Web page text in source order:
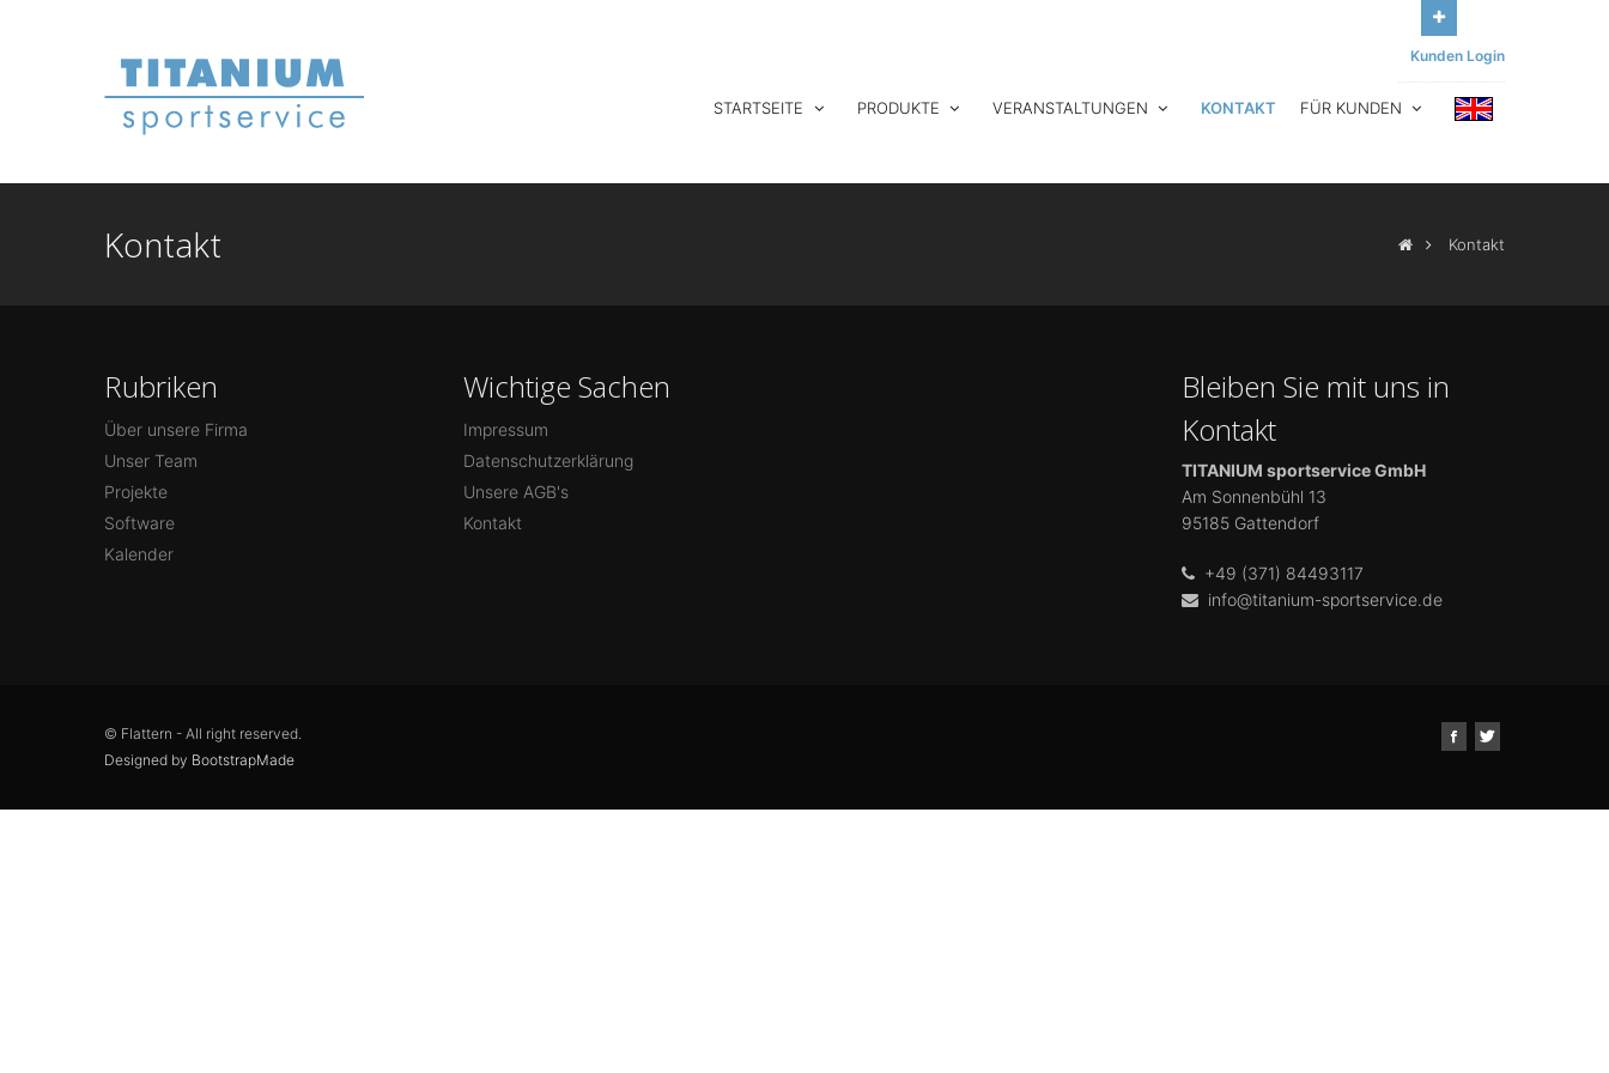
Kunden Login
STARTSEITE PRODUKTE VERANSTALTUNGEN KONTAKT FÜR KUNDEN
Kontakt Kontakt
Rubriken
Über unsere Firma
Unser Team
Projekte
Software
Kalender
Wichtige Sachen
Impressum
Datenschutzerklärung
Unsere AGB's
Kontakt
Bleiben Sie mit uns in
Kontakt
TITANIUM sportservice GmbH
Am Sonnenbühl 13
95185 Gattendorf
+49 (371) 84493117
info@titanium-sportservice.de
© Flattern - All right reserved.
Designed by BootstrapMade